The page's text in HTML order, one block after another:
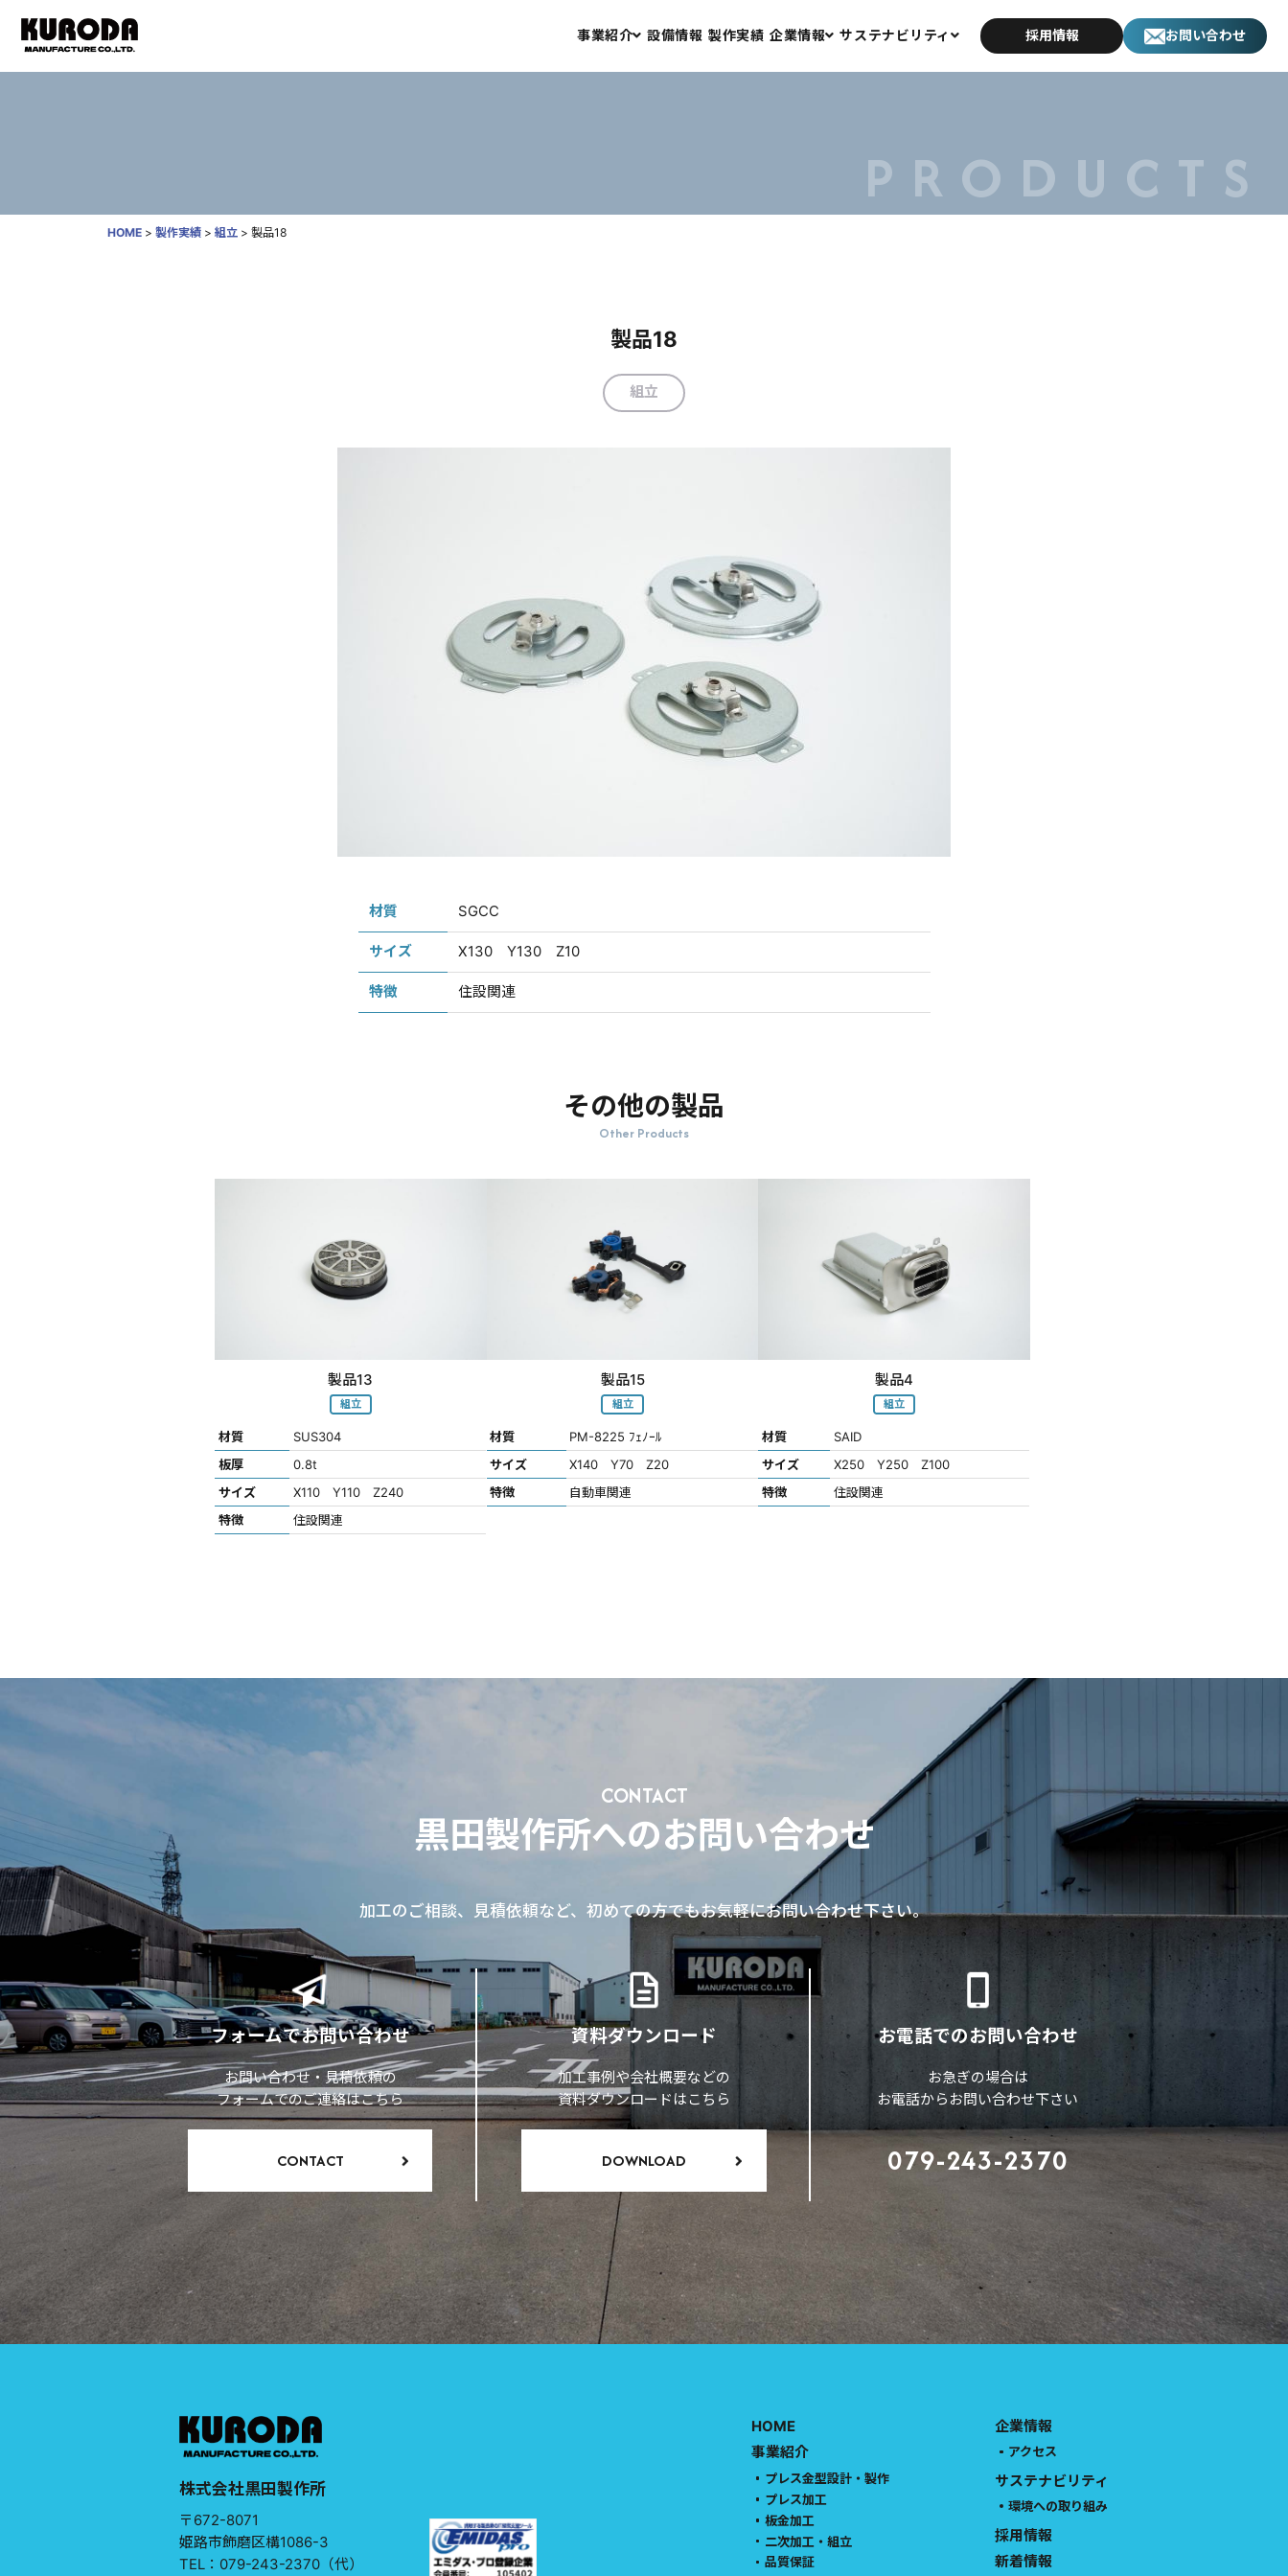
事業紹介
プレス金型設計・製作
設備情報 製作実績 企業情報
会社情報
サステナビリティ
サステナビリティ
採用情報 お問い合わせ
PRODUCTS
HOME > 製作実績 > 組立 > 製品18
製品18
組立
材質 SGCC
サイズ X130 Y130 Z10
特徴 住設関連
その他の製品
Other Products
製品13
組立
材質
SUS304
板厚
0.8t
サイズ
X110 Y110 Z240
特徴
住設関連
製品15
組立
材質
PM-8225 ﾌｪﾉｰﾙ
サイズ
X140 Y70 Z20
特徴
自動車関連
製品4
組立
材質
SAID
サイズ
X250 Y250 Z100
特徴
住設関連
CONTACT
黒田製作所へのお問い合わせ
加工のご相談、見積依頼など、初めての方でもお気軽にお問い合わせ下さい。
フォームでお問い合わせ
お問い合わせ・見積依頼の
フォームでのご連絡はこちら
CONTACT
資料ダウンロード
加工事例や会社概要などの
資料ダウンロードはこちら
DOWNLOAD
お電話でのお問い合わせ
お急ぎの場合は
お電話からお問い合わせ下さい
079-243-2370
株式会社黒田製作所
〒672-8071
姫路市飾磨区構1086-3
TEL：079-243-2370（代）
HOME
事業紹介
プレス金型設計・製作
プレス加工
板金加工
二次加工・組立
品質保証
企業情報
アクセス
サステナビリティ
環境への取り組み
採用情報
新着情報